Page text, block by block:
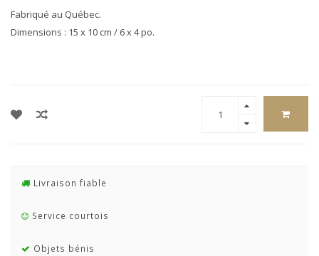
Fabriqué au Québec.
Dimensions : 15 x 10 cm / 6 x 4 po.
Livraison fiable
Service courtois
Objets bénis